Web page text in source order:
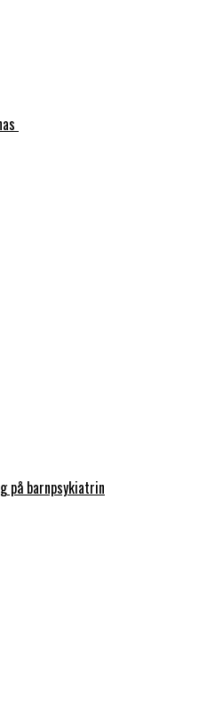
på barnpsykiatrin